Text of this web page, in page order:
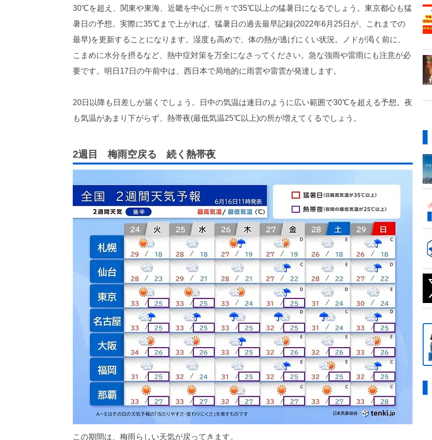
30℃を超え、関東や東海、近畿を中心に所々で35℃以上の猛暑日になるでしょう。東京都心も猛
暑日の予想。実際に35℃まで上がれば、猛暑日の過去最早記録(2022年6月25日が、これまでの
最早)を更新することになります。湿度も高めで、体の熱が逃げにくい状況。ノドが渇く前に、
こまめに水分を摂るなど、熱中症対策を万全になさってください。急な強雨や雷雨にも注意が必
要です。明日17日の午前中は、西日本で局地的に雨雲や雷雲が発達します。
20日以降も日差しが届くでしょう。日中の気温は連日のように広い範囲で30℃を超える予想。夜
も気温があまり下がらず、熱帯夜(最低気温25℃以上)の所が増えてくるでしょう。
2週目 梅雨空戻る 続く熱帯夜
この期間は、梅雨らしい天気が戻ってきます。